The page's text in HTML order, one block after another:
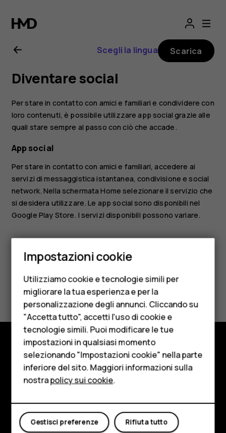
Manuale
d’uso
del
Nokia
2.1
Smartphone
Cellulari
Telefoni per anziani
Accessori
HMD Terra M
Per le imprese
Tablet
Negozio
Il mio account
Scegli la lingua Scarica
Diventare social
Per stare in contatto con amici e familiari e condividere con
loro contenuti, è possibile utilizzare app social grazie alle
quali stare sempre al passo con ciò che accade.
App social
Per stare in contatto con amici e familiari, accedere ai
servizi di messaggistica istantanea, condivisione e social
network. Nella schermata Home selezionare il servizio che
si desidera utilizzare. Le app social sono disponibili nel
Google Play Store. I servizi disponibili possono variare.
Ti è stato d'aiuto?
Sì No
Negozio
Informazioni su
Planet and people
Assistenza
Impostazioni cookie
Utilizziamo cookie e tecnologie simili per
migliorare la tua esperienza e per la
personalizzazione degli annunci. Cliccando su
"Accetta tutto", accetti l'uso di cookie e
tecnologie simili. Puoi modificare le tue
impostazioni in qualsiasi momento
selezionando "Impostazioni cookie" nella parte
inferiore del sito. Maggiori informazioni sulla
nostrapolicy sui cookie.
Rifiuta tutto
Gestisci preferenze